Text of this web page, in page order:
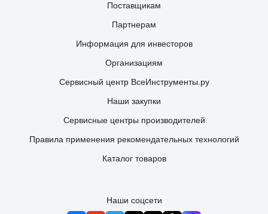
Поставщикам
Партнерам
Информация для инвесторов
Организациям
Сервисный центр ВсеИнструменты.ру
Наши закупки
Сервисные центры производителей
Правила применения рекомендательных технологий
Каталог товаров
Наши соцсети